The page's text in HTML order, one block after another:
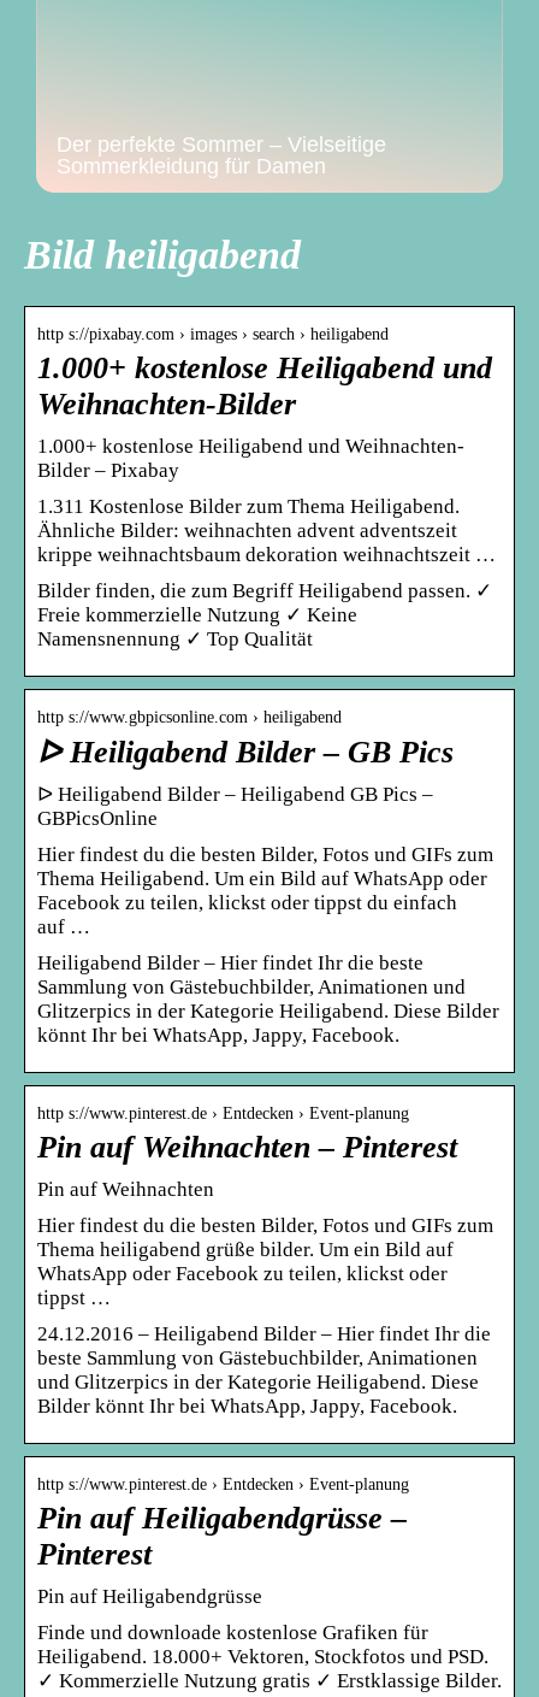
Der perfekte Sommer – Vielseitige
Sommerkleidung für Damen
Bild heiligabend
http s://pixabay.com › images › search › heiligabend
1.000+ kostenlose Heiligabend und
Weihnachten-Bilder
1.000+ kostenlose Heiligabend und Weihnachten-
Bilder – Pixabay
1.311 Kostenlose Bilder zum Thema Heiligabend.
Ähnliche Bilder: weihnachten advent adventszeit
krippe weihnachtsbaum dekoration weihnachtszeit …
Bilder finden, die zum Begriff Heiligabend passen. ✓
Freie kommerzielle Nutzung ✓ Keine
Namensnennung ✓ Top Qualität
http s://www.gbpicsonline.com › heiligabend
ᐅ Heiligabend Bilder – GB Pics
ᐅ Heiligabend Bilder – Heiligabend GB Pics –
GBPicsOnline
Hier findest du die besten Bilder, Fotos und GIFs zum
Thema Heiligabend. Um ein Bild auf WhatsApp oder
Facebook zu teilen, klickst oder tippst du einfach
auf …
Heiligabend Bilder – Hier findet Ihr die beste
Sammlung von Gästebuchbilder, Animationen und
Glitzerpics in der Kategorie Heiligabend. Diese Bilder
könnt Ihr bei WhatsApp, Jappy, Facebook.
http s://www.pinterest.de › Entdecken › Event-planung
Pin auf Weihnachten – Pinterest
Pin auf Weihnachten
Hier findest du die besten Bilder, Fotos und GIFs zum
Thema heiligabend grüße bilder. Um ein Bild auf
WhatsApp oder Facebook zu teilen, klickst oder
tippst …
24.12.2016 – Heiligabend Bilder – Hier findet Ihr die
beste Sammlung von Gästebuchbilder, Animationen
und Glitzerpics in der Kategorie Heiligabend. Diese
Bilder könnt Ihr bei WhatsApp, Jappy, Facebook.
http s://www.pinterest.de › Entdecken › Event-planung
Pin auf Heiligabendgrüsse –
Pinterest
Pin auf Heiligabendgrüsse
Finde und downloade kostenlose Grafiken für
Heiligabend. 18.000+ Vektoren, Stockfotos und PSD.
✓ Kommerzielle Nutzung gratis ✓ Erstklassige Bilder.